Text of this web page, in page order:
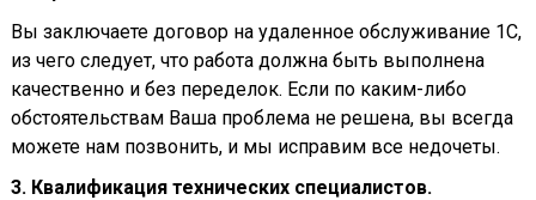
Вы заключаете договор на удаленное обслуживание 1С,
из чего следует, что работа должна быть выполнена
качественно и без переделок. Если по каким-либо
обстоятельствам Ваша проблема не решена, вы всегда
можете нам позвонить, и мы исправим все недочеты.
3. Квалификация технических специалистов.